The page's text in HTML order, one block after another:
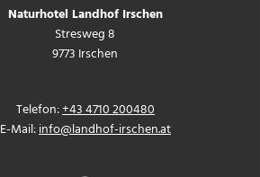
Naturhotel Landhof Irschen
Stresweg 8
9773 Irschen
Telefon:+43 4710 200480
E-Mail:info@landhof-irschen.at